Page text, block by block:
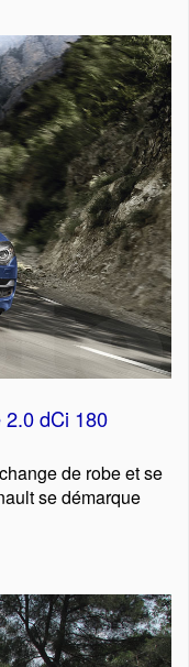
2.0 dCi 180
de robe et se
se démarque